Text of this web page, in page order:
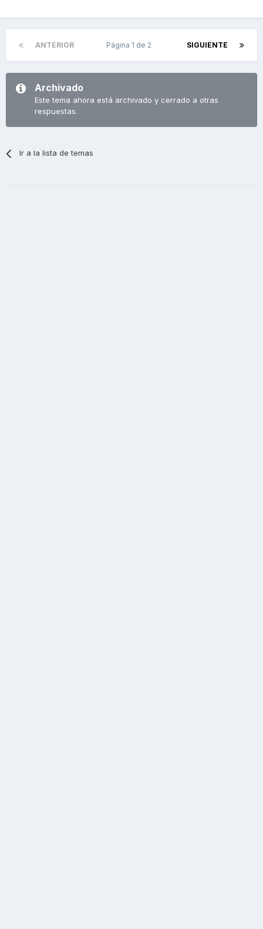
ANTERIOR SIGUIENTE
Página 1 de 2
Archivado
Este tema ahora está archivado y cerrado a otras
respuestas.
Ir a la lista de temas